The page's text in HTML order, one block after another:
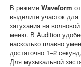
В режиме Waveform
выделите участок для
затухания на
меню. В Audition
насколько плавно
достаточно 1–2
Для музыкальной